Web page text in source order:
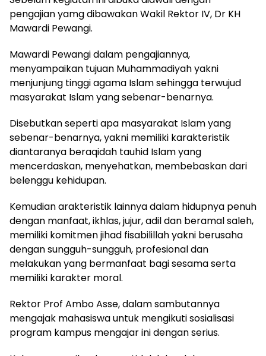
pengajian yamg dibawakan Wakil Rektor IV, Dr KH
Mawardi Pewangi.
Mawardi Pewangi dalam pengajiannya,
menyampaikan tujuan Muhammadiyah yakni
menjunjung tinggi agama Islam sehingga terwujud
masyarakat Islam yang sebenar-benarnya.
Disebutkan seperti apa masyarakat Islam yang
sebenar-benarnya, yakni memiliki karakteristik
diantaranya beraqidah tauhid Islam yang
mencerdaskan, menyehatkan, membebaskan dari
belenggu kehidupan.
Kemudian arakteristik lainnya dalam hidupnya penuh
dengan manfaat, ikhlas, jujur, adil dan beramal saleh,
memiliki komitmen jihad fisabilillah yakni berusaha
dengan sungguh-sungguh, profesional dan
melakukan yang bermanfaat bagi sesama serta
memiliki karakter moral.
Rektor Prof Ambo Asse, dalam sambutannya
mengajak mahasiswa untuk mengikuti sosialisasi
program kampus mengajar ini dengan serius.